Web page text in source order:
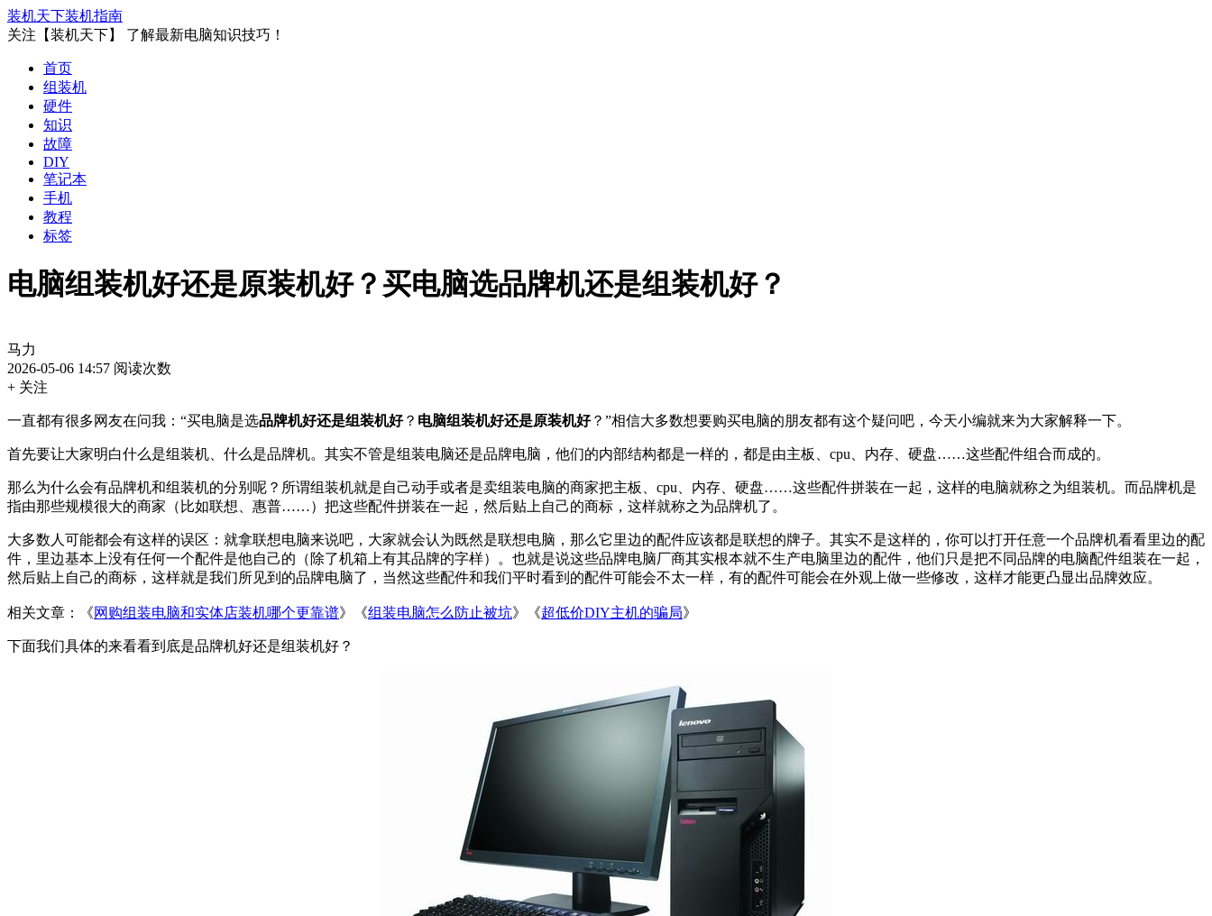
装机天下装机指南
关注【装机天下】 了解最新电脑知识技巧！
首页
组装机
硬件
知识
故障
DIY
笔记本
手机
教程
标签
电脑组装机好还是原装机好？买电脑选品牌机还是组装机好？
马力
2026-05-06 14:57 阅读次数
+ 关注
一直都有很多网友在问我：“买电脑是选品牌机好还是组装机好？ 电脑组装机好还是原装机好？”相信大多数想要购买电脑的朋友都有这个疑问吧，今天小编就来为大家解释一下。
首先要让大家明白什么是组装机、什么是品牌机。其实不管是组装电脑还是品牌电脑，他们的内部结构都是一样的，都是由主板、cpu、内存、硬盘……这些配件组合而成的。
那么为什么会有品牌机和组装机的分别呢？所谓组装机就是自己动手或者是卖组装电脑的商家把主板、cpu、内存、硬盘……这些配件拼装在一起，这样的电脑就称之为组装机。而品牌机是
指由那些规模很大的商家（比如联想、惠普……）把这些配件拼装在一起，然后贴上自己的商标，这样就称之为品牌机了。
大多数人可能都会有这样的误区：就拿联想电脑来说吧，大家就会认为既然是联想电脑，那么它里边的配件应该都是联想的牌子。其实不是这样的，你可以打开任意一个品牌机看看里边的配
件，里边基本上没有任何一个配件是他自己的（除了机箱上有其品牌的字样）。也就是说这些品牌电脑厂商其实根本就不生产电脑里边的配件，他们只是把不同品牌的电脑配件组装在一起，
然后贴上自己的商标，这样就是我们所见到的品牌电脑了，当然这些配件和我们平时看到的配件可能会不太一样，有的配件可能会在外观上做一些修改，这样才能更凸显出品牌效应。
相关文章：《网购组装电脑和实体店装机哪个更靠谱》《组装电脑怎么防止被坑》《超低价DIY主机的骗局》
下面我们具体的来看看到底是品牌机好还是组装机好 ？